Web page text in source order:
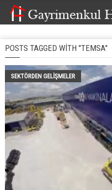
POSTS TAGGED WITH "TEMSA"
SEKTÖRDEN GELIŞMELER